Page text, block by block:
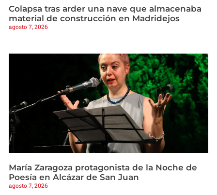
Colapsa tras arder una nave que almacenaba
material de construcción en Madridejos
agosto 7, 2026
María Zaragoza protagonista de la Noche de
Poesía en Alcázar de San Juan
agosto 7, 2026